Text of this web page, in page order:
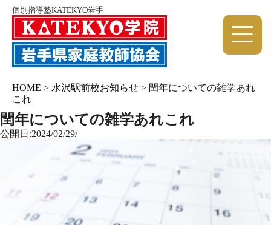
個別指導塾KATEKYO岩手
HOME > 水沢駅前校お知らせ > 閏年についての雑学あれ
これ
閏年についての雑学あれこれ
公開日:2024/02/29/